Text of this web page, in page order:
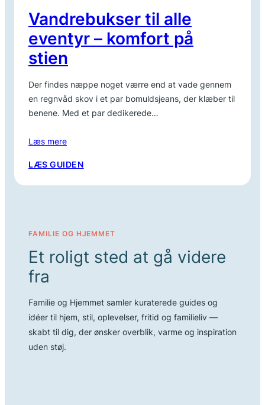
Vandrebukser til alle
eventyr – komfort på
stien
Der findes næppe noget værre end at vade gennem
en regnvåd skov i et par bomuldsjeans, der klæber til
benene. Med et par dedikerede…
Læs mere
LÆS GUIDEN:
–
PÅ
FAMILIE OG HJEMMET
Et roligt sted at gå videre
fra
Familie og Hjemmet samler kuraterede guides og
idéer til hjem, stil, oplevelser, fritid og familieliv —
skabt til dig, der ønsker overblik, varme og inspiration
uden støj.